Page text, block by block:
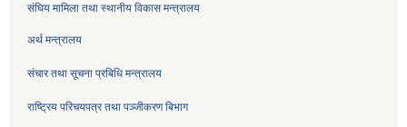
संघिय मामिला तथा स्थानीय विकास मन्त्रालय
अर्थ मन्त्रालय
संचार तथा सूचना प्रबिधि मन्त्रालय
राष्ट्रिय परिचयपत्र तथा पञ्जीकरण बिभाग